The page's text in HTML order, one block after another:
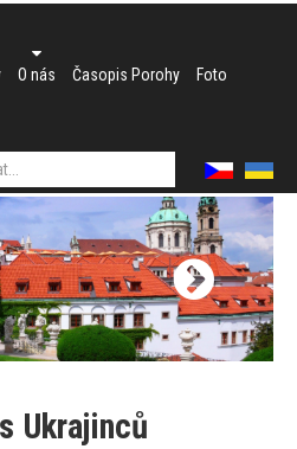
O nás Časopis Porohy Foto
Ukrajinců